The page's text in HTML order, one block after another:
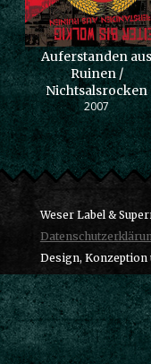
Auferstanden aus
Ruinen /
Nichtsalsrocken
2007
Weser Label &
Design, Konzeption